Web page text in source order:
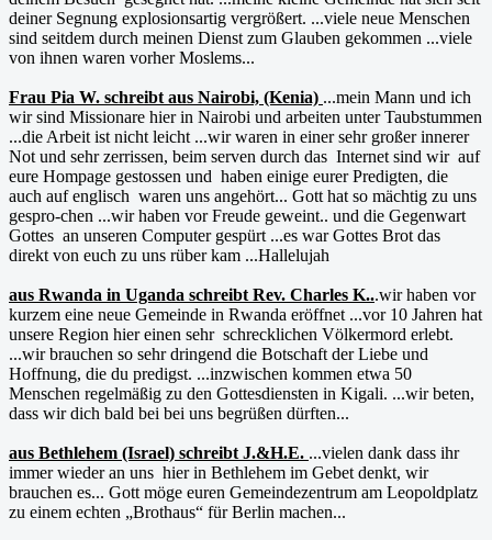
deiner Segnung explosionsartig vergrößert. ...viele neue Menschen
sind seitdem durch meinen Dienst zum Glauben gekommen ...viele
von ihnen waren vorher Moslems...
Frau Pia W. schreibt aus Nairobi, (Kenia) ...mein Mann und ich
wir sind Missionare hier in Nairobi und arbeiten unter Taubstummen
...die Arbeit ist nicht leicht ...wir waren in einer sehr großer innerer
Not und sehr zerrissen, beim serven durch das Internet sind wir auf
eure Hompage gestossen und haben einige eurer Predigten, die
auch auf englisch waren uns angehört... Gott hat so mächtig zu uns
gespro-chen ...wir haben vor Freude geweint.. und die Gegenwart
Gottes an unseren Computer gespürt ...es war Gottes Brot das
direkt von euch zu uns rüber kam ...Hallelujah
aus Rwanda in Uganda schreibt Rev. Charles K...wir haben vor
kurzem eine neue Gemeinde in Rwanda eröffnet ...vor 10 Jahren hat
unsere Region hier einen sehr schrecklichen Völkermord erlebt.
...wir brauchen so sehr dringend die Botschaft der Liebe und
Hoffnung, die du predigst. ...inzwischen kommen etwa 50
Menschen regelmäßig zu den Gottesdiensten in Kigali. ...wir beten,
dass wir dich bald bei bei uns begrüßen dürften...
aus Bethlehem (Israel) schreibt J.&H.E. ...vielen dank dass ihr
immer wieder an uns hier in Bethlehem im Gebet denkt, wir
brauchen es... Gott möge euren Gemeindezentrum am Leopoldplatz
zu einem echten „Brothaus“ für Berlin machen...